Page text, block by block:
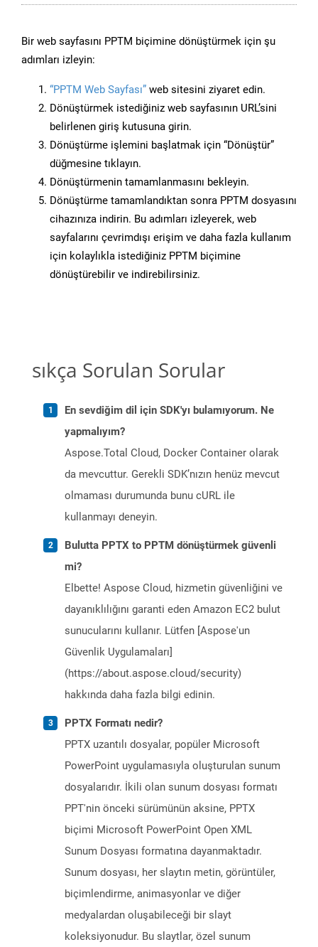
Bir web sayfasını PPTM biçimine dönüştürmek için şu
adımları izleyin:
“PPTM Web Sayfası” web sitesini ziyaret edin.
Dönüştürmek istediğiniz web sayfasının URL’sini
belirlenen giriş kutusuna girin.
Dönüştürme işlemini başlatmak için “Dönüştür”
düğmesine tıklayın.
Dönüştürmenin tamamlanmasını bekleyin.
Dönüştürme tamamlandıktan sonra PPTM dosyasını
cihazınıza indirin. Bu adımları izleyerek, web
sayfalarını çevrimdışı erişim ve daha fazla kullanım
için kolaylıkla istediğiniz PPTM biçimine
dönüştürebilir ve indirebilirsiniz.
sıkça Sorulan Sorular
En sevdiğim dil için SDK'yı bulamıyorum. Ne
yapmalıyım?
Aspose.Total Cloud, Docker Container olarak
da mevcuttur. Gerekli SDK’nızın henüz mevcut
olmaması durumunda bunu cURL ile
kullanmayı deneyin.
Bulutta PPTX to PPTM dönüştürmek güvenli
mi?
Elbette! Aspose Cloud, hizmetin güvenliğini ve
dayanıklılığını garanti eden Amazon EC2 bulut
sunucularını kullanır. Lütfen [Aspose'un
Güvenlik Uygulamaları]
(https://about.aspose.cloud/security)
hakkında daha fazla bilgi edinin.
PPTX Formatı nedir?
PPTX uzantılı dosyalar, popüler Microsoft
PowerPoint uygulamasıyla oluşturulan sunum
dosyalarıdır. İkili olan sunum dosyası formatı
PPT'nin önceki sürümünün aksine, PPTX
biçimi Microsoft PowerPoint Open XML
Sunum Dosyası formatına dayanmaktadır.
Sunum dosyası, her slaytın metin, görüntüler,
biçimlendirme, animasyonlar ve diğer
medyalardan oluşabileceği bir slayt
koleksiyonudur. Bu slaytlar, özel sunum